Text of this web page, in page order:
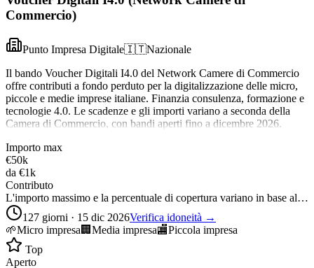
Commercio)
Punto Impresa Digitale🇮🇹Nazionale
Il bando Voucher Digitali I4.0 del Network Camere di Commercio
offre contributi a fondo perduto per la digitalizzazione delle micro,
piccole e medie imprese italiane. Finanzia consulenza, formazione e
tecnologie 4.0. Le scadenze e gli importi variano a seconda della
Camera di Commercio, con bandi aperti fino a dicembre 2026.
Importo max
€50k
da €1k
Contributo
L'importo massimo e la percentuale di copertura variano in base al…
127 giorni · 15 dic 2026Verifica idoneità →
🌱Micro impresa 🏢 Media impresa🏬Piccola impresa
Top
Aperto